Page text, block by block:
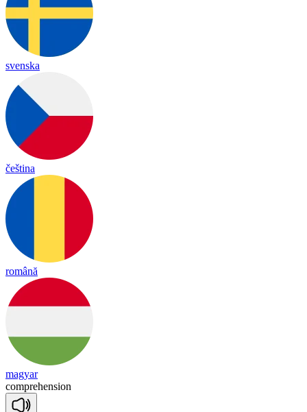
svenska
čeština
română
magyar
comprehension